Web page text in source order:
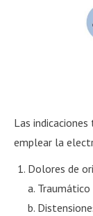
Las
emplear la
Dolores de
a. Traumático
b.